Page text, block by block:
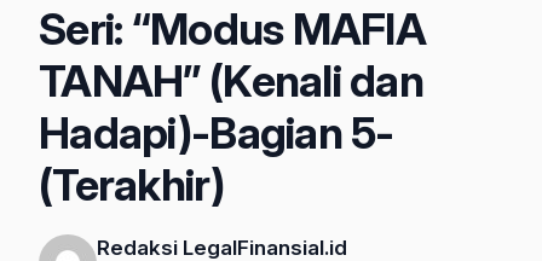
Seri: “Modus MAFIA
TANAH” (Kenali dan
Hadapi)-Bagian 5-
(Terakhir)
Redaksi LegalFinansial.id